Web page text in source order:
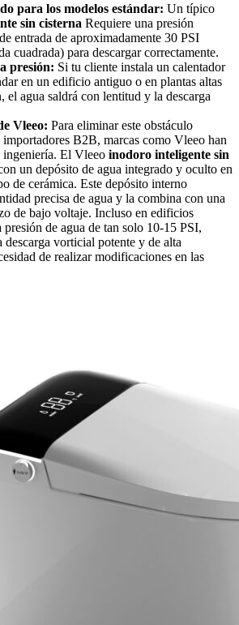
para los modelos estándar: Un típico
sin cisterna Requiere una presión
entrada de aproximadamente 30 PSI
cuadrada) para descargar correctamente.
presión: Si tu cliente instala un calentador
en un edificio antiguo o en plantas altas
el agua saldrá con lentitud y la descarga
Vleeo: Para eliminar este obstáculo
B2B, marcas como Vleeo han
El Vleeo inodoro inteligente sin
un depósito de agua integrado y oculto en
de cerámica. Este depósito interno
precisa de agua y la combina con una
de bajo voltaje. Incluso en edificios
presión de agua de tan solo 10-15 PSI,
descarga vorticial potente y de alta
de realizar modificaciones en las